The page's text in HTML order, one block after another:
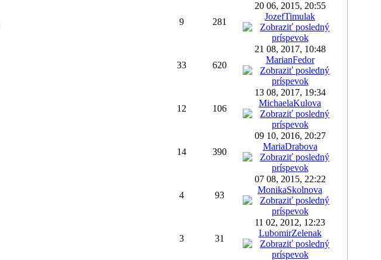
9 281
20 06, 2015, 20:55
JozefTimulak
33 620
21 08, 2017, 10:48
MarianFedor
12 106
13 08, 2017, 19:34
MichaelaKulova
14
390
09 10, 2016, 20:27
MariaDrabova
4 93
07 08, 2015, 22:22
MonikaSkolnova
3 31
11 02, 2012, 12:23
LubomirZelenak